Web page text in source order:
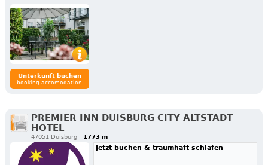
Unterkunft buchen
booking accomodation
PREMIER INN DUISBURG CITY ALTSTADT
HOTEL
47051 Duisburg 1773 m
Jetzt buchen & traumhaft schlafen